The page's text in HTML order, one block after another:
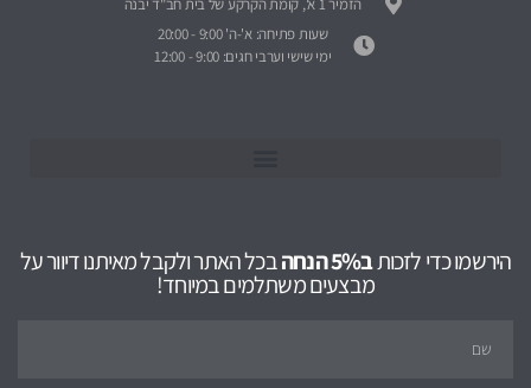
הזמיר 1 א', קומת הקרקע של בית חב"ד יבנה
שעות פתיחה: א'-ה' 9:00 - 20:00
ימי שישי וערבי חגים: 9:00 - 12:00
הירשמו כדי לזכותב5% הנחה בכל האתר ולקבל מאיתנו דיוור על
מבצעים משתלמים במיוחד!